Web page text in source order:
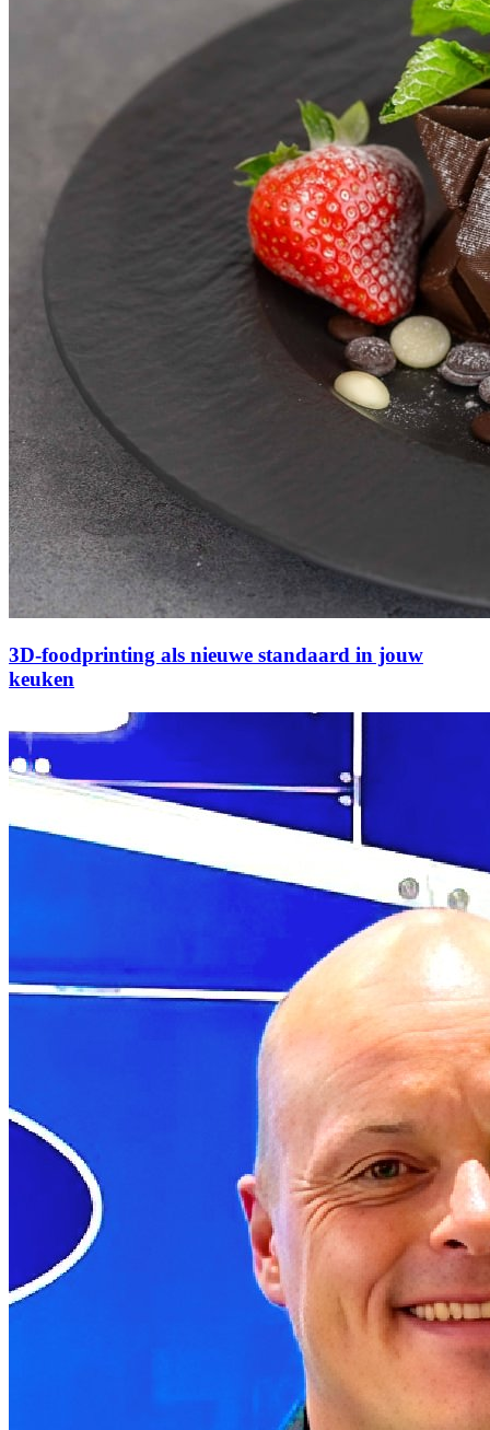
3D-foodprinting als nieuwe standaard in jouw
keuken